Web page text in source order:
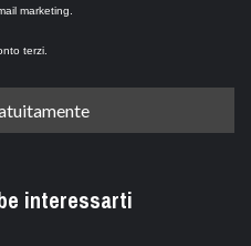
marketing.
terzi.
interessarti